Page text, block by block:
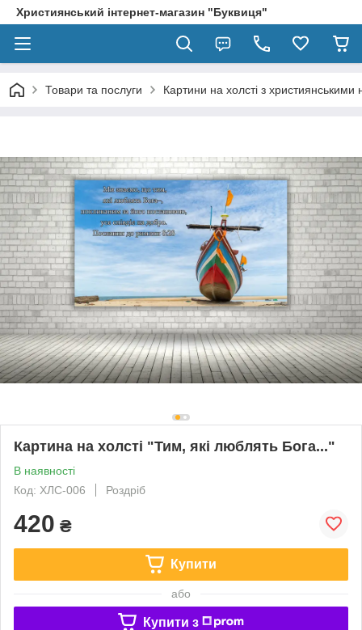
Християнський інтернет-магазин "Буквиця"
Товари та послуги Картини на холсті з християнськими
Картина на холсті "Тим, які люблять Бога..."
В наявності
Код: ХЛС-006
Роздріб
420 ₴
Купити
або
Купити з